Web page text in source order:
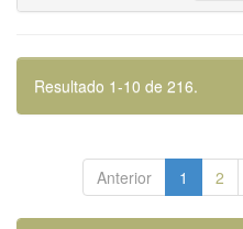
Resultado 1-10 de 216.
Anterior 1 2